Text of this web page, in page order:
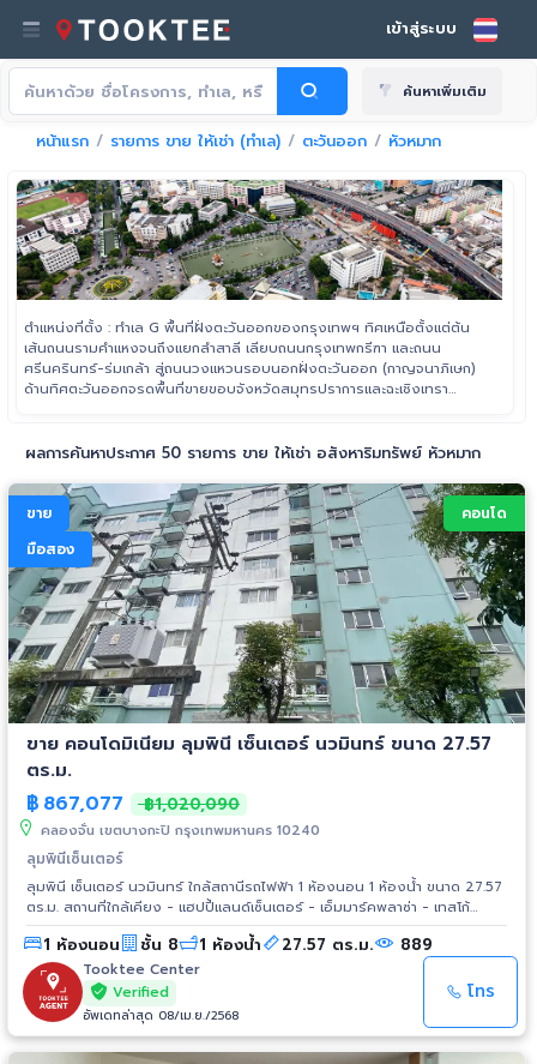
เข้าสู่ระบบ
ค้นหาเพิ่มเติม
หน้าแรก รายการ ขาย ให้เช่า (ทำเล) ตะวันออก หัวหมาก
ตำแหน่งที่ตั้ง : ทำเล G พื้นที่ฝั่งตะวันออกของกรุงเทพฯ ทิศเหนือตั้งแต่ต้น
เส้นถนนรามคำแหงจนถึงแยกลำสาลี เลียบถนนกรุงเทพกรีฑา และถนน
ศรีนครินทร์-ร่มเกล้า สู่ถนนวงแหวนรอบนอกฝั่งตะวันออก (กาญจนาภิเษก)
ด้านทิศตะวันออกจรดพื้นที่ขายขอบจังหวัดสมุทรปราการและฉะเชิงเทรา
ผลการค้นหาประกาศ 50 รายการ ขาย ให้เช่า อสังหาริมทรัพย์ หัวหมาก
ขาย
มือสอง
คอนโด
ขาย คอนโดมิเนียม ลุมพินี เซ็นเตอร์ นวมินทร์ ขนาด 27.57
ตร.ม.
฿ 867,077 ฿1,020,090
คลองจั่น เขตบางกะปิ กรุงเทพมหานคร 10240
ลุมพินีเซ็นเตอร์
ลุมพินี เซ็นเตอร์ นวมินทร์ ใกล้สถานีรถไฟฟ้า 1 ห้องนอน 1 ห้องน้ำ ขนาด 27.57
ตร.ม. สถานที่ใกล้เคียง - แฮปปี้แลนด์เซ็นเตอร์ - เอ็มมาร์คพลาซ่า - เทสโก้
โลตัส บางกะปิ - พันธุ์ทิพพลาซ่า - โรงเรียนณัฏฐวุฒิวิทยา - โรงเรียนบางกะปิ
- โรงเรียนบ้านบางกะปิ - โรงเรียนพิชัยพัฒนา - โรงพยาบาลเวชธานี - โรง
พยาบาลวัตว์ แฮปปี้แลนด์ - สนามกีฬาการเคหะแห่งชาติคลองจั่น - สวนนวมิ
นทร์ภิรมย์ - การเคหะแห่งชาติ - สถาบันบัณฑิตพัฒนาบริหารศาสตร์ -
มหาวิทยาลัยรัตนบัณฑิต
1 ห้องนอน ชั้น 8 1 ห้องน้ำ 27.57 ตร.ม. 889
Tooktee Center
Verified
อัพเดทล่าสุด 08/เม.ย./2568
โทร